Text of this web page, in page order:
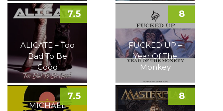
ALICATE – Too
Bad To Be
Good
7.5
FUCKED UP –
Year Of The
Monkey
8
MICHAEL
7.5 8